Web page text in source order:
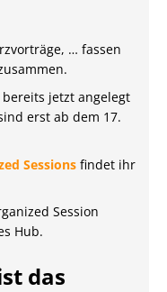
… fassen
jetzt angelegt
erst ab dem 17.
Sessions findet ihr
Session
Hub.
das